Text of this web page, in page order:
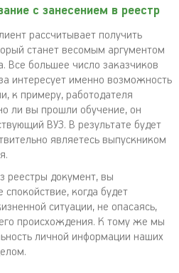
с занесением в реестр
рассчитывает получить
станет весомым аргументом
Все большее число заказчиков
интересует именно возможность
к примеру, работодателя
ли вы прошли обучение, он
ВУЗ. В результате будет
являетесь выпускником
реестры документ, вы
когда будет
ситуации, не опасаясь,
происхождения. К тому же мы
личной информации наших